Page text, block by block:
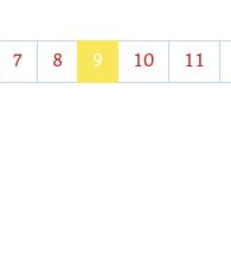
7 8 9 10 11